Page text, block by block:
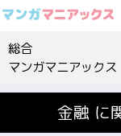
総合
マンガマニアックス
金融 に